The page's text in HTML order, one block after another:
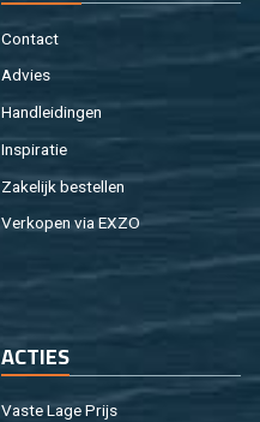
Con­tact
Ad­vies
Hand­lei­din­gen
In­spi­ra­tie
Za­ke­lijk be­stel­len
Ver­ko­pen via EXZO
AC­TIES
Vaste Lage Prijs